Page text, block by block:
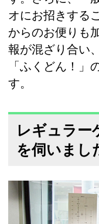
オにお招きする
からのお便りも
報が混ざり合い
「ふくどん！」
す。
レギュラー
を伺いまし